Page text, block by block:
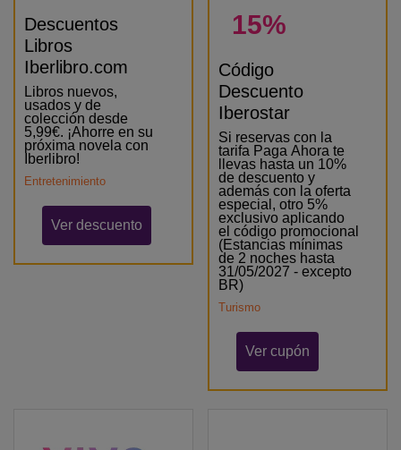
Descuentos
Libros
Iberlibro.com
Libros nuevos,
usados y de
colección desde
5,99€. ¡Ahorre en su
próxima novela con
Iberlibro!
Entretenimiento
Ver descuento
15%
Código
Descuento
Iberostar
Si reservas con la
tarifa Paga Ahora te
llevas hasta un 10%
de descuento y
además con la oferta
especial, otro 5%
exclusivo aplicando
el código promocional
(Estancias mínimas
de 2 noches hasta
31/05/2027 - excepto
BR)
Turismo
Ver cupón